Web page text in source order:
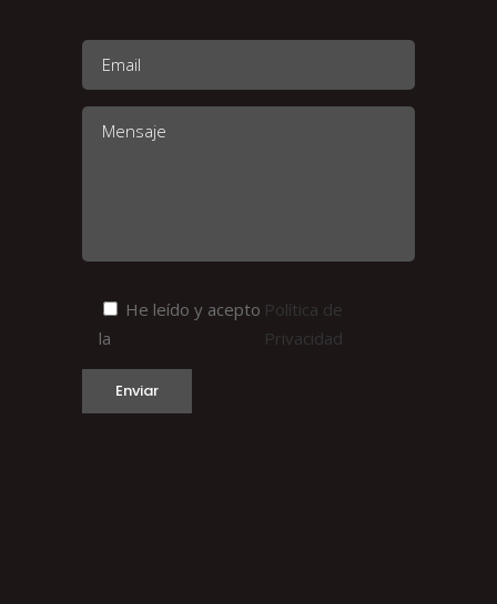
He leído y acepto
la
Política de
Privacidad